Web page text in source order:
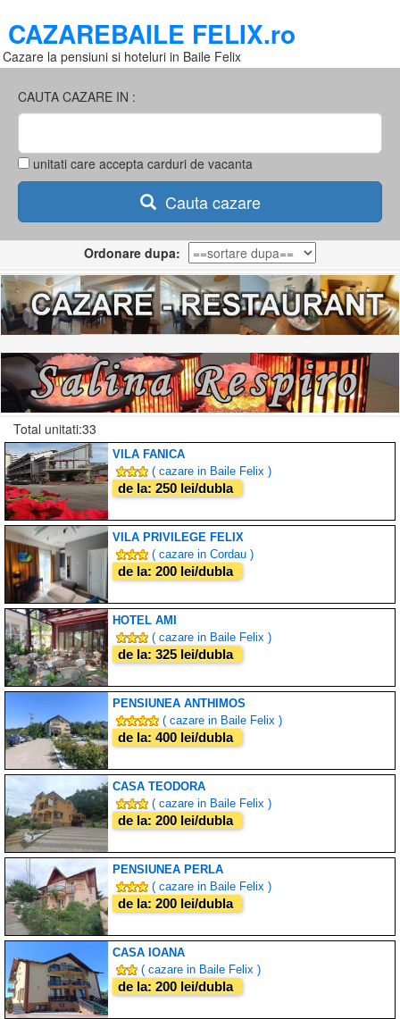
CAZAREBAILE FELIX.ro
Cazare la pensiuni si hoteluri in Baile Felix
CAUTA CAZARE IN :
unitati care accepta carduri de vacanta
Cauta cazare
Ordonare dupa:
Total unitati:33
VILA FANICA
( cazare in Baile Felix )
de la: 250 lei/dubla
VILA PRIVILEGE FELIX
( cazare in Cordau )
de la: 200 lei/dubla
HOTEL AMI
( cazare in Baile Felix )
de la: 325 lei/dubla
PENSIUNEA ANTHIMOS
( cazare in Baile Felix )
de la: 400 lei/dubla
CASA TEODORA
( cazare in Baile Felix )
de la: 200 lei/dubla
PENSIUNEA PERLA
( cazare in Baile Felix )
de la: 200 lei/dubla
CASA IOANA
( cazare in Baile Felix )
de la: 200 lei/dubla